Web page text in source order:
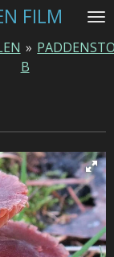
FILM
»
B